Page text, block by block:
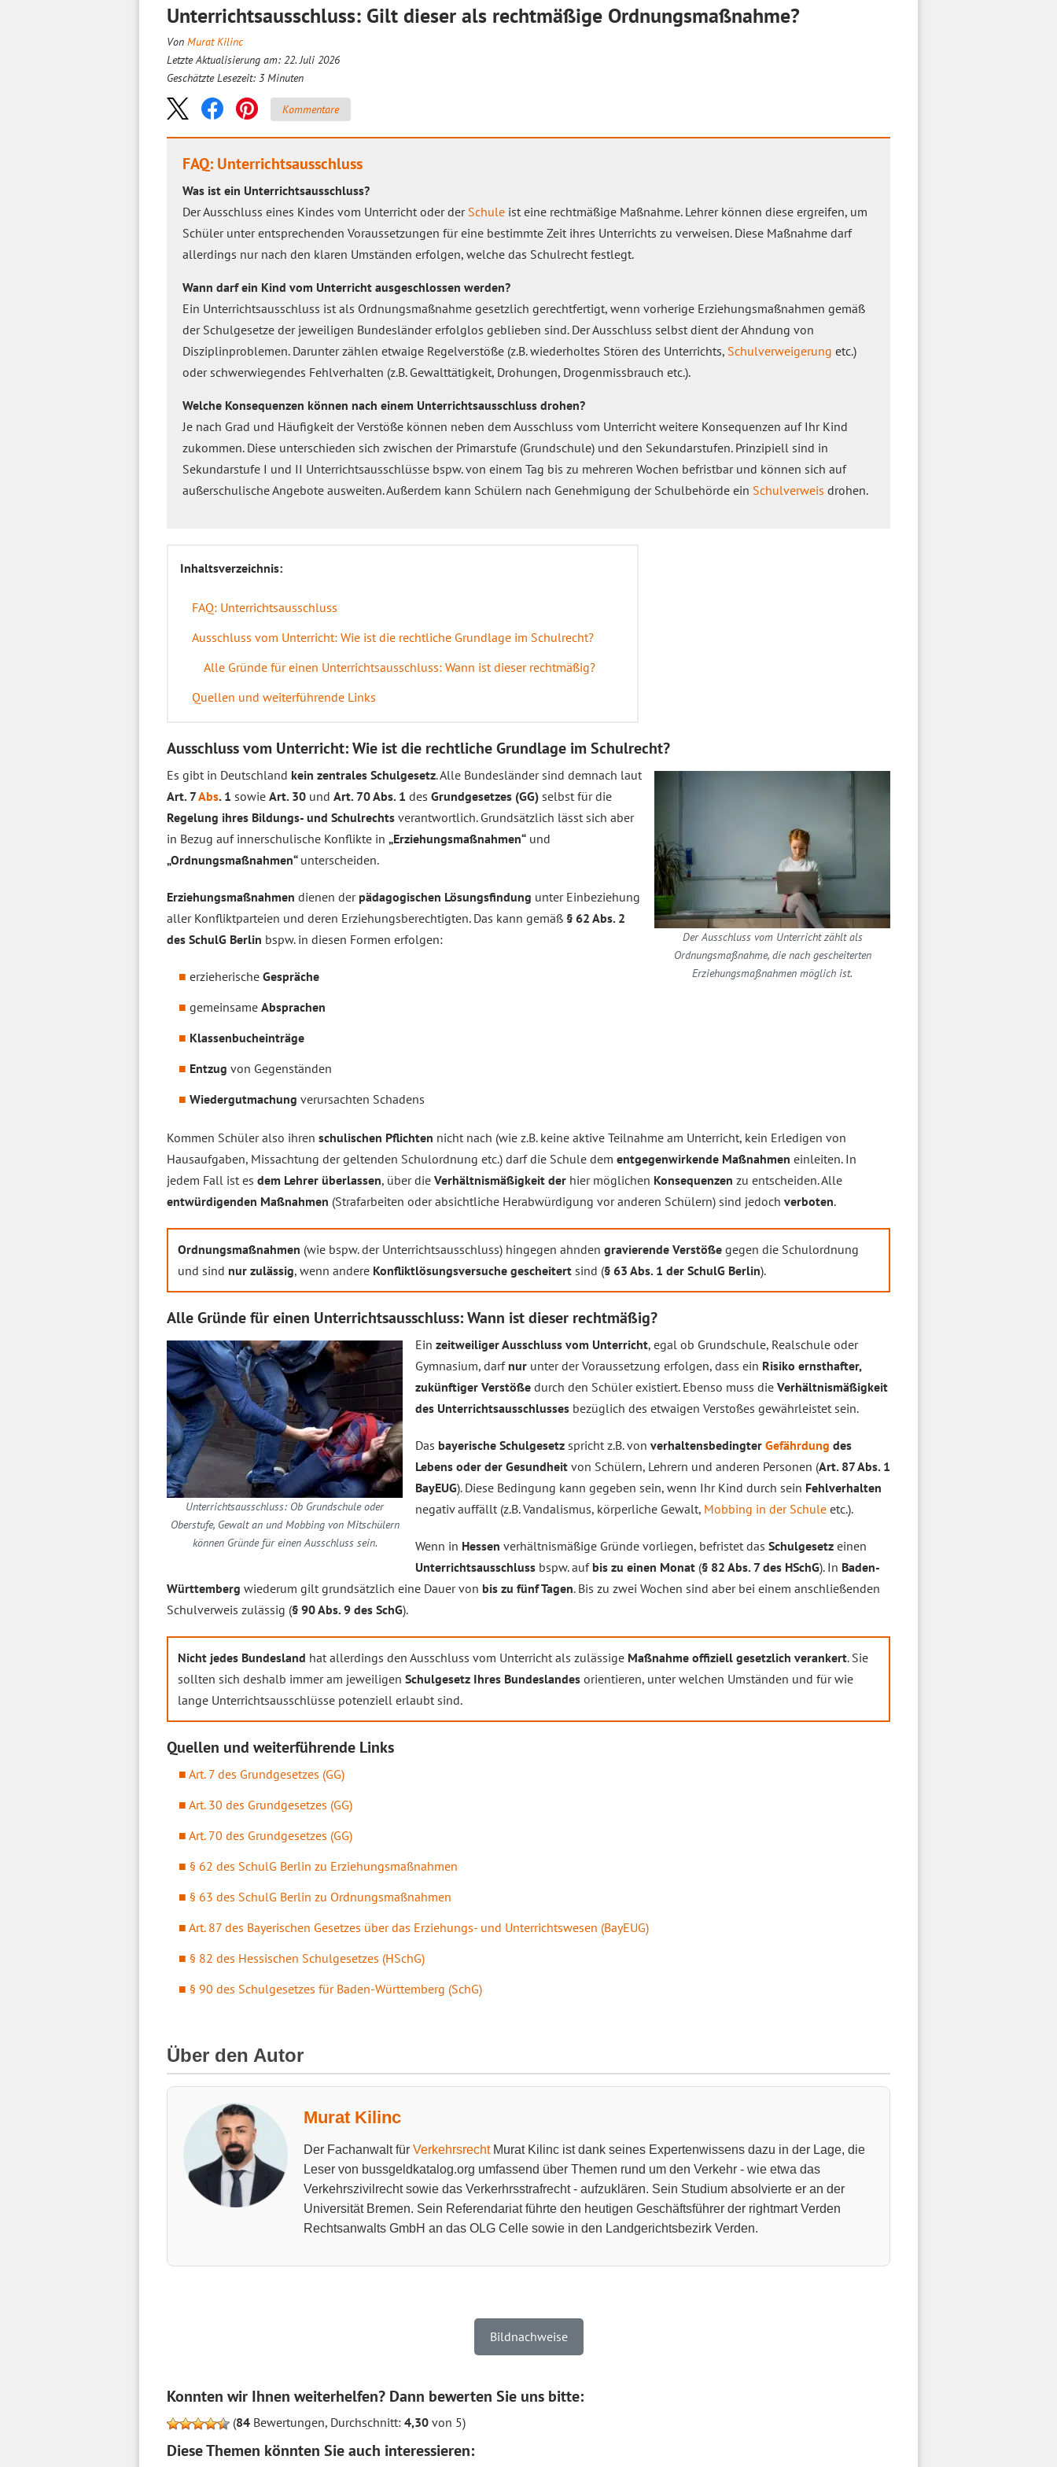
Unterrichtsausschluss: Gilt dieser als rechtmäßige Ordnungsmaßnahme?
Von Murat Kilinc
Letzte Aktualisierung am: 22. Juli 2026
Geschätzte Lesezeit: 3 Minuten
Kommentare
FAQ: Unterrichtsausschluss
Was ist ein Unterrichtsausschluss?
Der Ausschluss eines Kindes vom Unterricht oder der Schule ist eine rechtmäßige Maßnahme. Lehrer können diese ergreifen, um
Schüler unter entsprechenden Voraussetzungen für eine bestimmte Zeit ihres Unterrichts zu verweisen. Diese Maßnahme darf
allerdings nur nach den klaren Umständen erfolgen, welche das Schulrecht festlegt.
Wann darf ein Kind vom Unterricht ausgeschlossen werden?
Ein Unterrichtsausschluss ist als Ordnungsmaßnahme gesetzlich gerechtfertigt, wenn vorherige Erziehungsmaßnahmen gemäß
der Schulgesetze der jeweiligen Bundesländer erfolglos geblieben sind. Der Ausschluss selbst dient der Ahndung von
Disziplinproblemen. Darunter zählen etwaige Regelverstöße (z.B. wiederholtes Stören des Unterrichts, Schulverweigerung etc.)
oder schwerwiegendes Fehlverhalten (z.B. Gewalttätigkeit, Drohungen, Drogenmissbrauch etc.).
Welche Konsequenzen können nach einem Unterrichtsausschluss drohen?
Je nach Grad und Häufigkeit der Verstöße können neben dem Ausschluss vom Unterricht weitere Konsequenzen auf Ihr Kind
zukommen. Diese unterschieden sich zwischen der Primarstufe (Grundschule) und den Sekundarstufen. Prinzipiell sind in
Sekundarstufe I und II Unterrichtsausschlüsse bspw. von einem Tag bis zu mehreren Wochen befristbar und können sich auf
außerschulische Angebote ausweiten. Außerdem kann Schülern nach Genehmigung der Schulbehörde ein Schulverweis drohen.
Inhaltsverzeichnis:
FAQ: Unterrichtsausschluss
Ausschluss vom Unterricht: Wie ist die rechtliche Grundlage im Schulrecht?
Alle Gründe für einen Unterrichtsausschluss: Wann ist dieser rechtmäßig?
Quellen und weiterführende Links
Ausschluss vom Unterricht: Wie ist die rechtliche Grundlage im Schulrecht?
Der Ausschluss vom Unterricht zählt als
Ordnungsmaßnahme, die nach gescheiterten
Erziehungsmaßnahmen möglich ist.
Es gibt in Deutschland kein zentrales Schulgesetz. Alle Bundesländer sind demnach laut
Art. 7Abs. 1 sowie Art. 30 und Art. 70 Abs. 1 des Grundgesetzes (GG) selbst für die
Regelung ihres Bildungs- und Schulrechts verantwortlich. Grundsätzlich lässt sich aber
in Bezug auf innerschulische Konflikte in „Erziehungsmaßnahmen“ und
„Ordnungsmaßnahmen“ unterscheiden.
Erziehungsmaßnahmen dienen der pädagogischen Lösungsfindung unter Einbeziehung
aller Konfliktparteien und deren Erziehungsberechtigten. Das kann gemäß § 62 Abs. 2
des SchulG Berlin bspw. in diesen Formen erfolgen:
erzieherische Gespräche
gemeinsame Absprachen
Klassenbucheinträge
Entzug von Gegenständen
Wiedergutmachung verursachten Schadens
Kommen Schüler also ihren schulischen Pflichten nicht nach (wie z.B. keine aktive Teilnahme am Unterricht, kein Erledigen von
Hausaufgaben, Missachtung der geltenden Schulordnung etc.) darf die Schule dem entgegenwirkende Maßnahmen einleiten. In
jedem Fall ist es dem Lehrer überlassen, über die Verhältnismäßigkeit der hier möglichen Konsequenzen zu entscheiden. Alle
entwürdigenden Maßnahmen (Strafarbeiten oder absichtliche Herabwürdigung vor anderen Schülern) sind jedoch verboten.
Ordnungsmaßnahmen (wie bspw. der Unterrichtsausschluss) hingegen ahnden gravierende Verstöße gegen die Schulordnung
und sind nur zulässig, wenn andere Konfliktlösungsversuche gescheitert sind (§ 63 Abs. 1 der SchulG Berlin).
Alle Gründe für einen Unterrichtsausschluss: Wann ist dieser rechtmäßig?
Unterrichtsausschluss: Ob Grundschule oder
Oberstufe, Gewalt an und Mobbing von Mitschülern
können Gründe für einen Ausschluss sein.
Ein zeitweiliger Ausschluss vom Unterricht, egal ob Grundschule, Realschule oder
Gymnasium, darf nur unter der Voraussetzung erfolgen, dass ein Risiko ernsthafter,
zukünftiger Verstöße durch den Schüler existiert. Ebenso muss die Verhältnismäßigkeit
des Unterrichtsausschlusses bezüglich des etwaigen Verstoßes gewährleistet sein.
Das bayerische Schulgesetz spricht z.B. von verhaltensbedingter Gefährdung des
Lebens oder der Gesundheit von Schülern, Lehrern und anderen Personen (Art. 87 Abs. 1
BayEUG). Diese Bedingung kann gegeben sein, wenn Ihr Kind durch sein Fehlverhalten
negativ auffällt (z.B. Vandalismus, körperliche Gewalt, Mobbing in der Schule etc.).
Wenn in Hessen verhältnismäßige Gründe vorliegen, befristet das Schulgesetz einen
Unterrichtsausschluss bspw. auf bis zu einen Monat (§ 82 Abs. 7 des HSchG). In Baden-
Württemberg wiederum gilt grundsätzlich eine Dauer von bis zu fünf Tagen. Bis zu zwei Wochen sind aber bei einem anschließenden
Schulverweis zulässig (§ 90 Abs. 9 des SchG).
Nicht jedes Bundesland hat allerdings den Ausschluss vom Unterricht als zulässige Maßnahme offiziell gesetzlich verankert. Sie
sollten sich deshalb immer am jeweiligen Schulgesetz Ihres Bundeslandes orientieren, unter welchen Umständen und für wie
lange Unterrichtsausschlüsse potenziell erlaubt sind.
Quellen und weiterführende Links
Art. 7 des Grundgesetzes (GG)
Art. 30 des Grundgesetzes (GG)
Art. 70 des Grundgesetzes (GG)
§ 62 des SchulG Berlin zu Erziehungsmaßnahmen
§ 63 des SchulG Berlin zu Ordnungsmaßnahmen
Art. 87 des Bayerischen Gesetzes über das Erziehungs- und Unterrichtswesen (BayEUG)
§ 82 des Hessischen Schulgesetzes (HSchG)
§ 90 des Schulgesetzes für Baden-Württemberg (SchG)
Über den Autor
Murat Kilinc
Der Fachanwalt für VerkehrsrechtMurat Kilinc ist dank seines Expertenwissens dazu in der Lage, die
Leser von bussgeldkatalog.org umfassend über Themen rund um den Verkehr - wie etwa das
Verkehrszivilrecht sowie das Verkerhrsstrafrecht - aufzuklären. Sein Studium absolvierte er an der
Universität Bremen. Sein Referendariat führte den heutigen Geschäftsführer der rightmart Verden
Rechtsanwalts GmbH an das OLG Celle sowie in den Landgerichtsbezirk Verden.
Bildnachweise
Konnten wir Ihnen weiterhelfen? Dann bewerten Sie uns bitte:
(84 Bewertungen, Durchschnitt: 4,30 von 5)
Diese Themen könnten Sie auch interessieren: